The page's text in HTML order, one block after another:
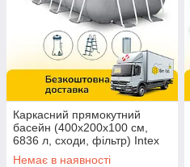
Каркасний прямокутний
басейн (400x200x100 см,
6836 л, сходи, фільтр) Intex
26788 NP Сірий
Немає в наявності